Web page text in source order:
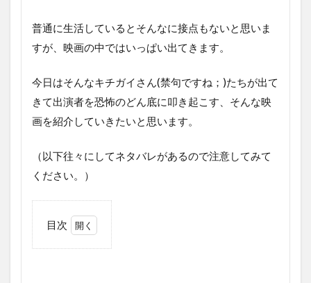
普通に生活しているとそんなに接点もないと思いま
すが、映画の中ではいっぱい出てきます。
今日はそんなキチガイさん(禁句ですね；)たちが出て
きて出演者を恐怖のどん底に叩き起こす、そんな映
画を紹介していきたいと思います。
（以下往々にしてネタバレがあるので注意してみて
ください。）
目次